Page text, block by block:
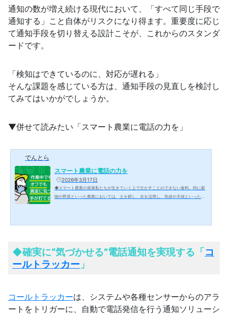
通知の数が増え続ける現代において、「すべて同じ手段で
通知する」こと自体がリスクになり得ます。重要度に応じ
て通知手段を切り替える設計こそが、これからのスタンダ
ードです。
「検知はできているのに、対応が遅れる」
そんな課題を感じている方は、通知手段の見直しを検討し
てみてはいかがでしょうか。
▼併せて読みたい「スマート農業に電話の力を」
でんとら
スマート農業に電話の力を
2026年3月17日
◆スマート農業の発展私たちが生きていく上で欠かすことのできない食料。特に穀
物や野菜といった農業においては、土を耕し、水を活用し、気候や天候といった不
◆確実に“気づかせる”電話通知を実現する「コ
ールトラッカー 」
コールトラッカーは、システムや各種センサーからのアラ
ートをトリガーに、自動で電話発信を行う通知ソリューシ